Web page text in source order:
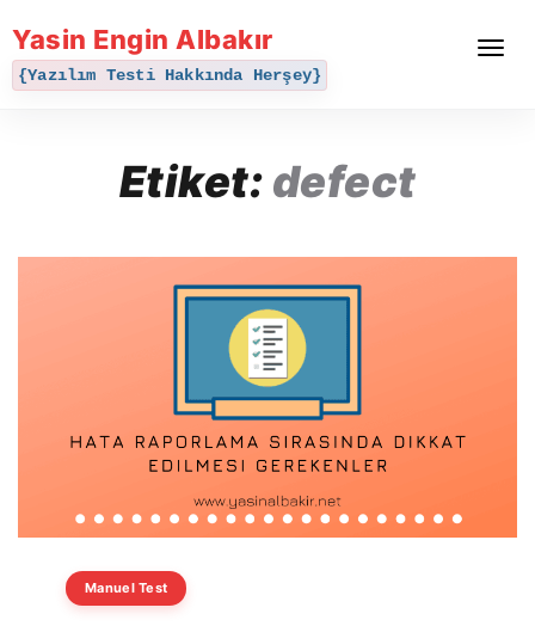
Toggle
Yasin Engin Albakır
{Yazılım Testi Hakkında Herşey}
Etiket: defect
Manuel Test